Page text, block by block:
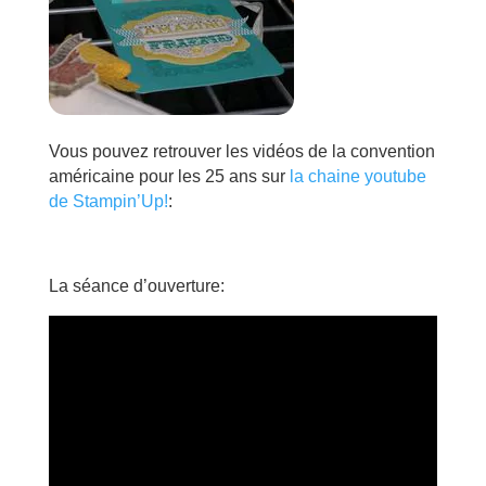
Vous pouvez retrouver les vidéos de la convention
américaine pour les 25 ans sur la chaine youtube
de Stampin’Up!:
La séance d’ouverture: